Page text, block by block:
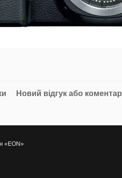
Новий відгук або коментар
«EON»